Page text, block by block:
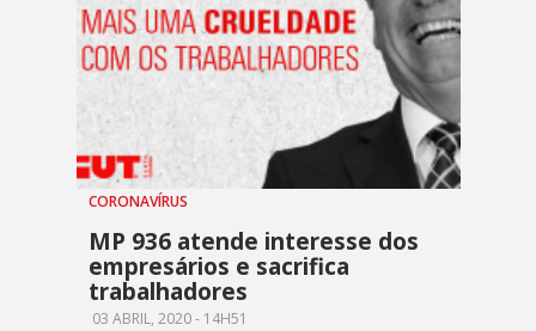
CORONAVÍRUS
MP 936 atende interesse dos
empresários e sacrifica
trabalhadores
03 ABRIL, 2020 - 14H51